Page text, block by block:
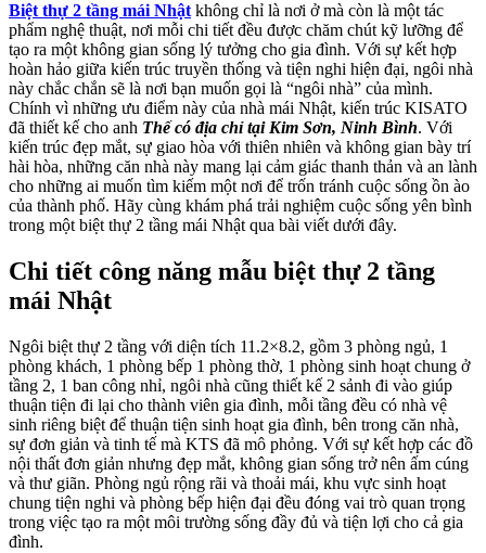
Biệt thự 2 tầng mái Nhậtkhông chỉ là nơi ở mà còn là một tác
phẩm nghệ thuật, nơi mỗi chi tiết đều được chăm chút kỹ lưỡng để
tạo ra một không gian sống lý tưởng cho gia đình. Với sự kết hợp
hoàn hảo giữa kiến trúc truyền thống và tiện nghi hiện đại, ngôi nhà
này chắc chắn sẽ là nơi bạn muốn gọi là “ngôi nhà” của mình.
Chính vì những ưu điểm này của nhà mái Nhật, kiến trúc KISATO
đã thiết kế cho anh Thế có địa chỉ tại Kim Sơn, Ninh Bình. Với
kiến trúc đẹp mắt, sự giao hòa với thiên nhiên và không gian bày trí
hài hòa, những căn nhà này mang lại cảm giác thanh thản và an lành
cho những ai muốn tìm kiếm một nơi để trốn tránh cuộc sống ồn ào
của thành phố. Hãy cùng khám phá trải nghiệm cuộc sống yên bình
trong một biệt thự 2 tầng mái Nhật qua bài viết dưới đây.
Chi tiết công năng mẫu biệt thự 2 tầng
mái Nhật
Ngôi biệt thự 2 tầng với diện tích 11.2×8.2, gồm 3 phòng ngủ, 1
phòng khách, 1 phòng bếp 1 phòng thờ, 1 phòng sinh hoạt chung ở
tầng 2, 1 ban công nhỉ, ngôi nhà cũng thiết kế 2 sảnh đi vào giúp
thuận tiện đi lại cho thành viên gia đình, mỗi tầng đều có nhà vệ
sinh riêng biệt để thuận tiện sinh hoạt gia đình, bên trong căn nhà,
sự đơn giản và tinh tế mà KTS đã mô phỏng. Với sự kết hợp các đồ
nội thất đơn giản nhưng đẹp mắt, không gian sống trở nên ấm cúng
và thư giãn. Phòng ngủ rộng rãi và thoải mái, khu vực sinh hoạt
chung tiện nghi và phòng bếp hiện đại đều đóng vai trò quan trọng
trong việc tạo ra một môi trường sống đầy đủ và tiện lợi cho cả gia
đình.